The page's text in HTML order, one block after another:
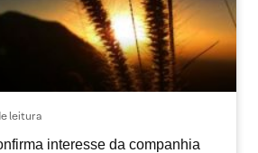
leitura
interesse da companhia